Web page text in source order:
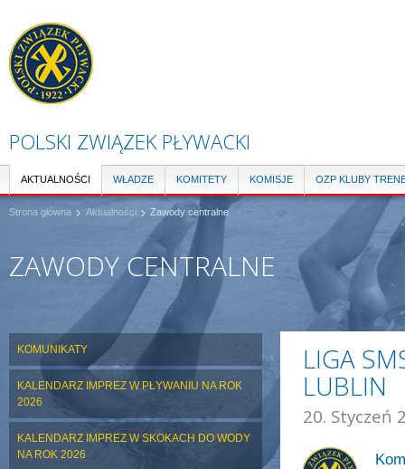
POLSKI ZWIĄZEK PŁYWACKI
AKTUALNOŚCI WŁADZE KOMITETY KOMISJE OZP KLUBY
Strona główna Aktualności Zawody centralne
ZAWODY CENTRALNE
KOMUNIKATY
KALENDARZ IMPREZ W PŁYWANIU NA ROK
2026
KALENDARZ IMPREZ W SKOKACH DO WODY
NA ROK 2026
LIGA
LUBLIN
20. Styczeń